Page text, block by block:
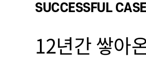
SUCCESSFUL CASE
12년간 쌓아